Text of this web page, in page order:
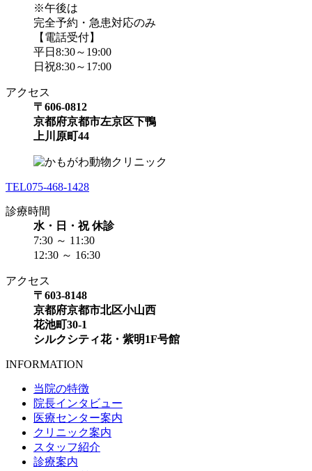
※午後は
完全予約・急患対応のみ
【電話受付】
平日8:30～19:00
日祝8:30～17:00
アクセス
〒606-0812
京都府京都市左京区下鴨
上川原町44
TEL075-468-1428
診療時間
水・日・祝 休診
7:30 ～ 11:30
12:30 ～ 16:30
アクセス
〒603-8148
京都府京都市北区小山西
花池町30-1
シルクシティ花・紫明1F号館
INFORMATION
当院の特徴
院長インタビュー
医療センター案内
クリニック案内
スタッフ紹介
診療案内